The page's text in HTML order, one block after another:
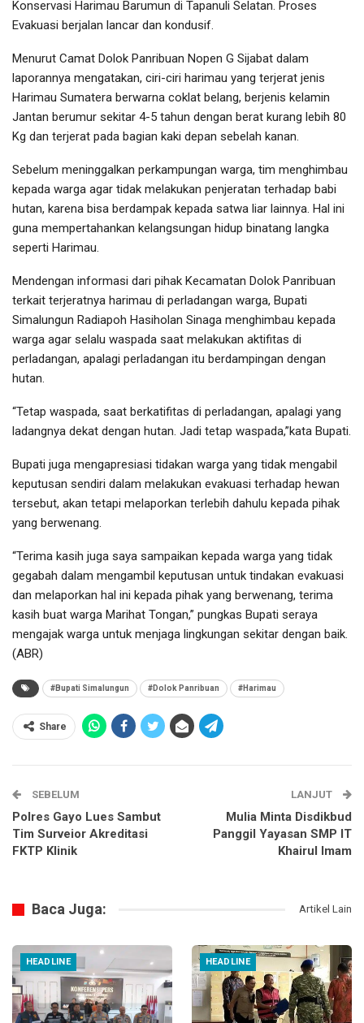
Konservasi Harimau Barumun di Tapanuli Selatan. Proses
Evakuasi berjalan lancar dan kondusif.
Menurut Camat Dolok Panribuan Nopen G Sijabat dalam
laporannya mengatakan, ciri-ciri harimau yang terjerat jenis
Harimau Sumatera berwarna coklat belang, berjenis kelamin
Jantan berumur sekitar 4-5 tahun dengan berat kurang lebih 80
Kg dan terjerat pada bagian kaki depan sebelah kanan.
Sebelum meninggalkan perkampungan warga, tim menghimbau
kepada warga agar tidak melakukan penjeratan terhadap babi
hutan, karena bisa berdampak kepada satwa liar lainnya. Hal ini
guna mempertahankan kelangsungan hidup binatang langka
seperti Harimau.
Mendengan informasi dari pihak Kecamatan Dolok Panribuan
terkait terjeratnya harimau di perladangan warga, Bupati
Simalungun Radiapoh Hasiholan Sinaga menghimbau kepada
warga agar selalu waspada saat melakukan aktifitas di
perladangan, apalagi perladangan itu berdampingan dengan
hutan.
“Tetap waspada, saat berkatifitas di perladangan, apalagi yang
ladangnya dekat dengan hutan. Jadi tetap waspada,”kata Bupati.
Bupati juga mengapresiasi tidakan warga yang tidak mengabil
keputusan sendiri dalam melakukan evakuasi terhadap hewan
tersebut, akan tetapi melaporkan terlebih dahulu kepada pihak
yang berwenang.
“Terima kasih juga saya sampaikan kepada warga yang tidak
gegabah dalam mengambil keputusan untuk tindakan evakuasi
dan melaporkan hal ini kepada pihak yang berwenang, terima
kasih buat warga Marihat Tongan,” pungkas Bupati seraya
mengajak warga untuk menjaga lingkungan sekitar dengan baik.
(ABR)
#Bupati Simalungun #Dolok Panribuan #Harimau
Share
SEBELUM
Polres Gayo Lues Sambut
Tim Surveior Akreditasi
FKTP Klinik
LANJUT
Mulia Minta Disdikbud
Panggil Yayasan SMP IT
Khairul Imam
Baca Juga: Artikel Lain
HEADLINE HEADLINE